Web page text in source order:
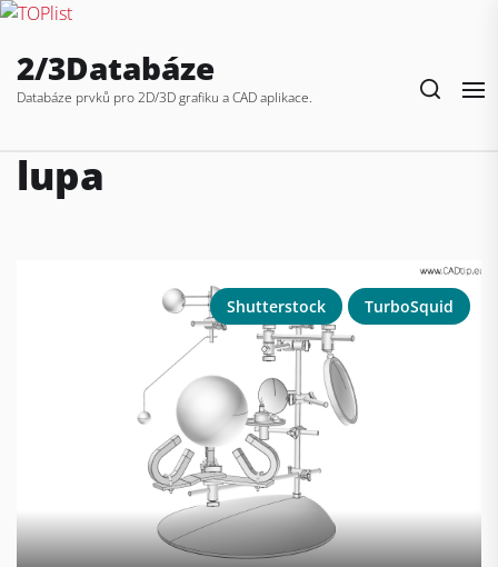
the
2/3Databáze
Databáze prvků pro 2D/3D grafiku a CAD aplikace.
lupa
Shutterstock TurboSquid